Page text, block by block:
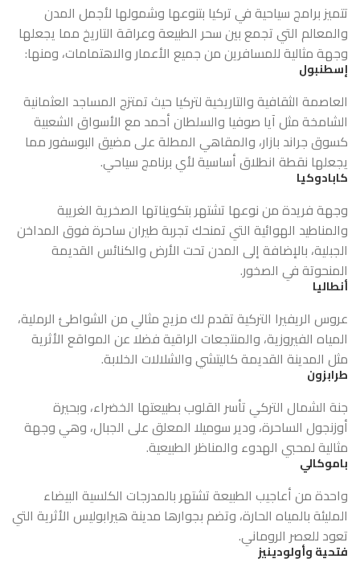
تتميز برامج سياحية في تركيا بتنوعها وشمولها لأجمل المدن
والمعالم التي تجمع بين سحر الطبيعة وعراقة التاريخ مما يجعلها
وجهة مثالية للمسافرين من جميع الأعمار والاهتمامات، ومنها:
إسطنبول
العاصمة الثقافية والتاريخية لتركيا حيث تمتزج المساجد العثمانية
الشامخة مثل آيا صوفيا والسلطان أحمد مع الأسواق الشعبية
كسوق جراند بازار، والمقاهي المطلة على مضيق البوسفور مما
يجعلها نقطة انطلاق أساسية لأي برنامج سياحي.
كابادوكيا
وجهة فريدة من نوعها تشتهر بتكويناتها الصخرية الغريبة
والمناطيد الهوائية التي تمنحك تجربة طيران ساحرة فوق المداخن
الجبلية، بالإضافة إلى المدن تحت الأرض والكنائس القديمة
المنحوتة في الصخور.
أنطاليا
عروس الريفيرا التركية تقدم لك مزيج مثالي من الشواطئ الرملية،
المياه الفيروزية، والمنتجعات الراقية فضلا عن المواقع الأثرية
مثل المدينة القديمة كاليتشي والشلالات الخلابة.
طرابزون
جنة الشمال التركي تأسر القلوب بطبيعتها الخضراء، وبحيرة
أوزنجول الساحرة، ودير سوميلا المعلق على الجبال، وهي وجهة
مثالية لمحبي الهدوء والمناظر الطبيعية.
باموكالي
واحدة من أعاجيب الطبيعة تشتهر بالمدرجات الكلسية البيضاء
المليئة بالمياه الحارة، وتضم بجوارها مدينة هيرابوليس الأثرية التي
تعود للعصر الروماني.
فتحية وأولودينيز